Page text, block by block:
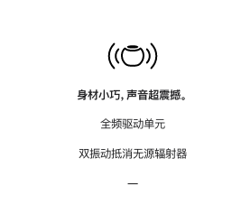
身材小巧，声音超震撼。
全频驱动单元
双振动抵消无源辐射器
—